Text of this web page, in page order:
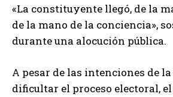
«La constituyente llegó, de la
de la mano de la conciencia»,
durante una alocución pública.
A pesar de las intenciones de
dificultar el proceso electoral, el